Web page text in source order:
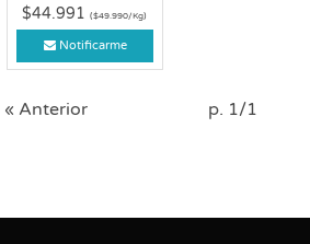
$44.991($49.990/Kg)
Notificarme
« Anterior p. 1/1